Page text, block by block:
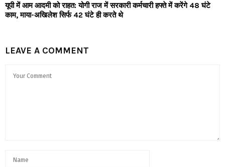
यूपी में आम आदमी को राहत: योगी राज में सरकारी कर्मचारी हफ्ते में करेंगे 48 घंटे
काम, माया-अखिलेश सिर्फ 42 घंटे ही करते थे
LEAVE A COMMENT